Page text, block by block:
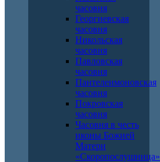
часовня
Георгиевская
часовня
Никольская
часовня
Павловская
часовня
Пантелеимоновская
часовня
Покровская
часовня
Часовня в честь
иконы Божией
Матери
«Скоропослушница»